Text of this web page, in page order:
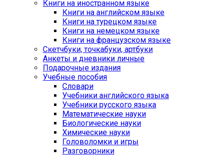
Книги на иностранном языке
Книги на английском языке
Книги на турецком языке
Книги на немецком языке
Книги на французском языке
Cкетчбуки, точкабуки, артбуки
Анкеты и дневники личные
Подарочные издания
Учебные пособия
Словари
Учебники английского языка
Учебники русского языка
Математические науки
Биологические науки
Химические науки
Головоломки и игры
Разговорники